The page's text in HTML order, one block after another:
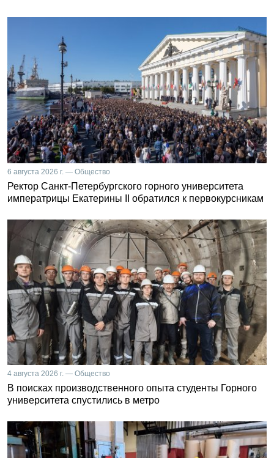
6 августа 2026 г. — Общество
Ректор Санкт-Петербургского горного университета
императрицы Екатерины II обратился к первокурсникам
4 августа 2026 г. — Общество
В поисках производственного опыта студенты Горного
университета спустились в метро